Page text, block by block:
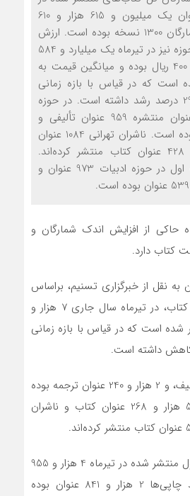
حوزه کودک و نوجوان یک میلیون و 615 هزار و 610
نسخه و میانگین شمارگان 1300 نسخه بوده است. ارزش
ریالی کتاب‌های این حوزه نیز در تیرماه یک میلیارد و 584
میلیون و 610 هزار و 400 ریال بوده و میانگین قیمت به
است که در قیاس با بازه زمانی
مشابه سال گذشته 29 درصد رشد داشته است. در حوزه
ادبیات نیز از 1512 عنوان منتشره 959 عنوان تألیفی و
553 عنوان ترجمه بوده است. ناشران تهرانی 1084 عنوان
و ناشران شهرستانی 428 عنوان کتاب منتشر کرده‌اند.
شمار کتاب‌های چاپ اول در حوزه ادبیات 973 عنوان و
حاکی از افزایش اندک شمارگان و
نقل از خبرگزاری تسنیم،‌ براساس
آمارهای رسمی انتشار کتاب، در تیرماه سال جاری 7 هزار و
شده است که در قیاس با بازه زمانی
5 هزار و 556 عنوان تألیف، و 2 هزار و 240 عنوان ترجمه بوده‌
است. ناشران تهرانی 5 هزار و 268 عنوان کتاب و ناشران
شمار کتاب‌های چاپ اول منتشر شده در تیرماه 4 هزار و 955
عنوان و شماره تجدید چاپی‌ها 2 هزار و 841 عنوان بوده